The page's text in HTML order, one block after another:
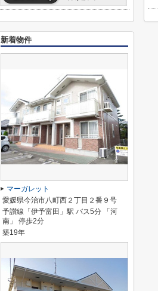
新着物件
マーガレット
愛媛県今治市八町西２丁目２番９号
予讃線「伊予富田」駅 バス5分 「河
南」 停歩2分
築19年